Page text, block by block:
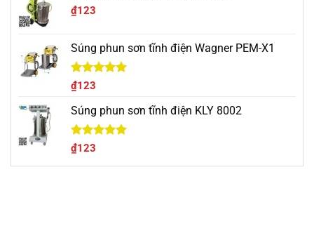
₫123
Súng phun sơn tĩnh điện Wagner PEM-X1
Được xếp
hạng
5 sao
₫123
Súng phun sơn tĩnh điện KLY 8002
Được xếp
hạng
5 sao
₫123